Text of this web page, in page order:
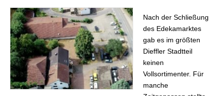
Nach der Schließung
des Edekamarktes
gab es im größten
Dieffler Stadtteil
keinen
Vollsortimenter. Für
manche